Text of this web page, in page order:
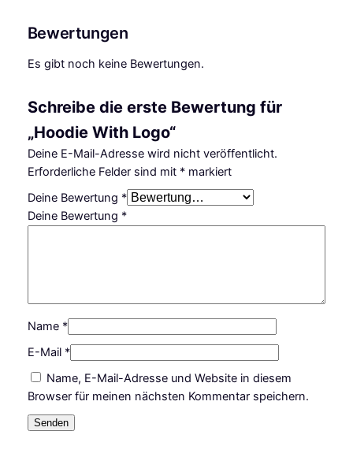
e
Bewertungen
Es gibt noch keine Bewertungen.
Schreibe die erste Bewertung für
„Hoodie With Logo“
Deine E-Mail-Adresse wird nicht veröffentlicht.
Erforderliche Felder sind mit *markiert
Deine Bewertung *
Deine Bewertung *
Name *
E-Mail *
Name, E-Mail-Adresse und Website in diesem
Browser für meinen nächsten Kommentar speichern.